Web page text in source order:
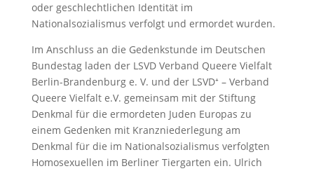
oder geschlechtlichen Identität im
Nationalsozialismus verfolgt und ermordet wurden.
Im Anschluss an die Gedenkstunde im Deutschen
Bundestag laden der LSVD Verband Queere Vielfalt
Berlin-Brandenburg e. V. und der LSVD⁺ – Verband
Queere Vielfalt e.V. gemeinsam mit der Stiftung
Denkmal für die ermordeten Juden Europas zu
einem Gedenken mit Kranzniederlegung am
Denkmal für die im Nationalsozialismus verfolgten
Homosexuellen im Berliner Tiergarten ein. Ulrich